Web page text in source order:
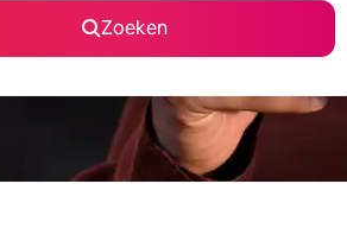
Zoeken